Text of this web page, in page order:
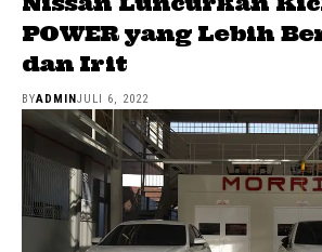
POWER yang Lebih
dan Irit
BYADMINJULI 6, 2022